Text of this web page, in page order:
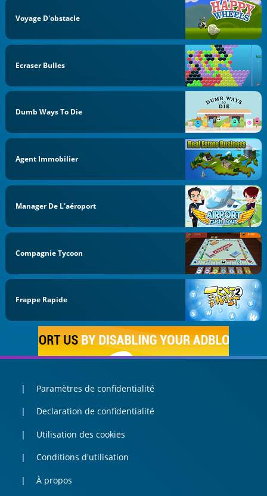
Voyage D'obstacle
Ecraser Bulles
Dumb Ways To Die
Agent Immobilier
Manager De L'aéroport
Compagnie Tycoon
Frappe Rapide
Paramètres de confidentialité
Declaration de confidentialité
Utilisation des cookies
Conditions d'utilisation
À propos